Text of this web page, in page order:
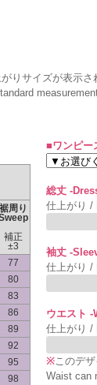
りサイズが表示さ
裾周り
補正
±3
77
80
83
86
89
92
95
98
■ワンピー
総丈 -
仕上がり /
袖丈 -
仕上がり /
ウエスト -
仕上がり /
※このデ
Waist can